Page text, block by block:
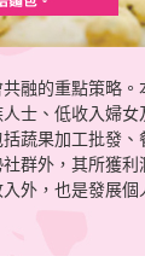
融的重點策略
士、低收入婦
蔬果加工批發
群外，其所獲
外，也是發展